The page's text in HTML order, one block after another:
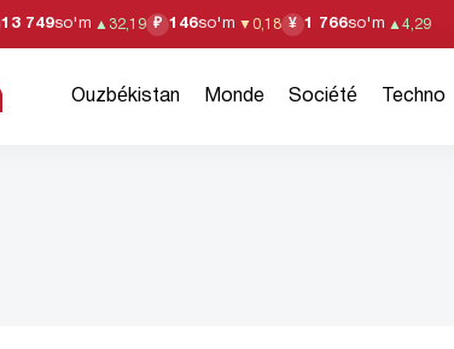
13 749so'm ▲ 32,19 ₽ 146so'm ▼ 0,18 ¥ 1 766so'm ▲ 4,29
Ouzbékistan Monde Société Techno